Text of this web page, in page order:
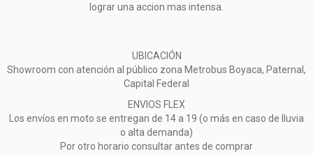
lograr una accion mas intensa.
UBICACIÓN
Showroom con atención al público zona Metrobus Boyaca, Paternal,
Capital Federal
ENVIOS FLEX
Los envíos en moto se entregan de 14 a 19 (o más en caso de lluvia
o alta demanda)
Por otro horario consultar antes de comprar